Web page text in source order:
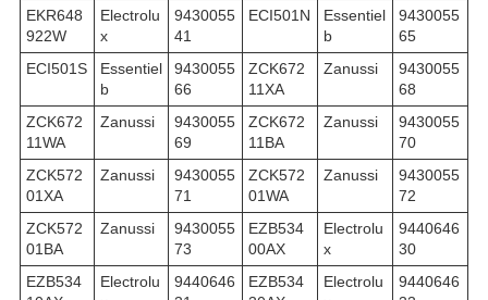
EKR648
922W
Electrolu
x
9430055
41
ECI501N
Essentiel
b
9430055
65
ECI501S
Essentiel
b
9430055
66
ZCK672
11XA
Zanussi
9430055
68
ZCK672
11WA
Zanussi
9430055
69
ZCK672
11BA
Zanussi
9430055
70
ZCK572
01XA
Zanussi
9430055
71
ZCK572
01WA
Zanussi
9430055
72
ZCK572
01BA
Zanussi
9430055
73
EZB534
00AX
Electrolu
x
9440646
30
EZB534
Electrolu
9440646
EZB534
Electrolu
9440646